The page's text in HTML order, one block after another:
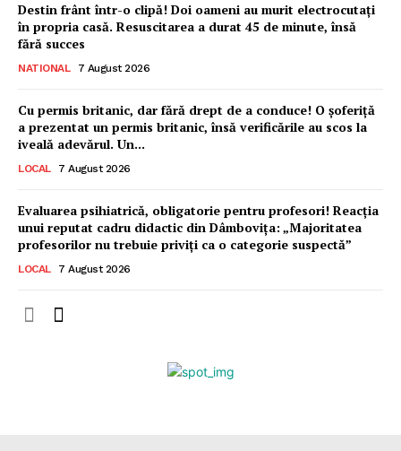
Destin frânt într-o clipă! Doi oameni au murit electrocutați
în propria casă. Resuscitarea a durat 45 de minute, însă
fără succes
NATIONAL 7 August 2026
Cu permis britanic, dar fără drept de a conduce! O șoferiță
a prezentat un permis britanic, însă verificările au scos la
iveală adevărul. Un...
LOCAL 7 August 2026
Evaluarea psihiatrică, obligatorie pentru profesori! Reacția
unui reputat cadru didactic din Dâmbovița: „Majoritatea
profesorilor nu trebuie priviți ca o categorie suspectă”
LOCAL 7 August 2026